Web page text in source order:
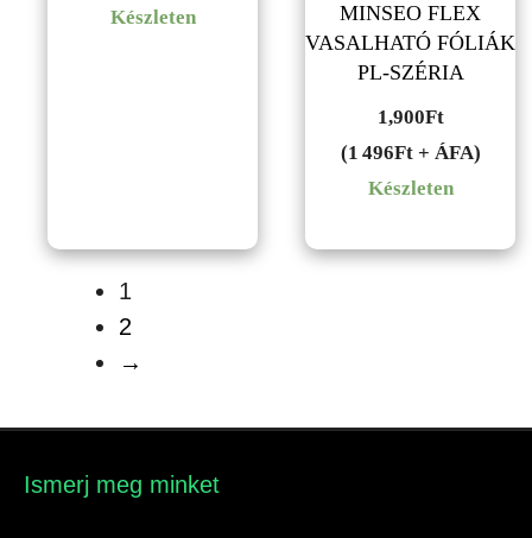
Készleten
MINSEO FLEX
VASALHATÓ FÓLIÁK
PL-SZÉRIA
1,900Ft
(1 496Ft + ÁFA)
Készleten
1
2
→
Ismerj meg minket​